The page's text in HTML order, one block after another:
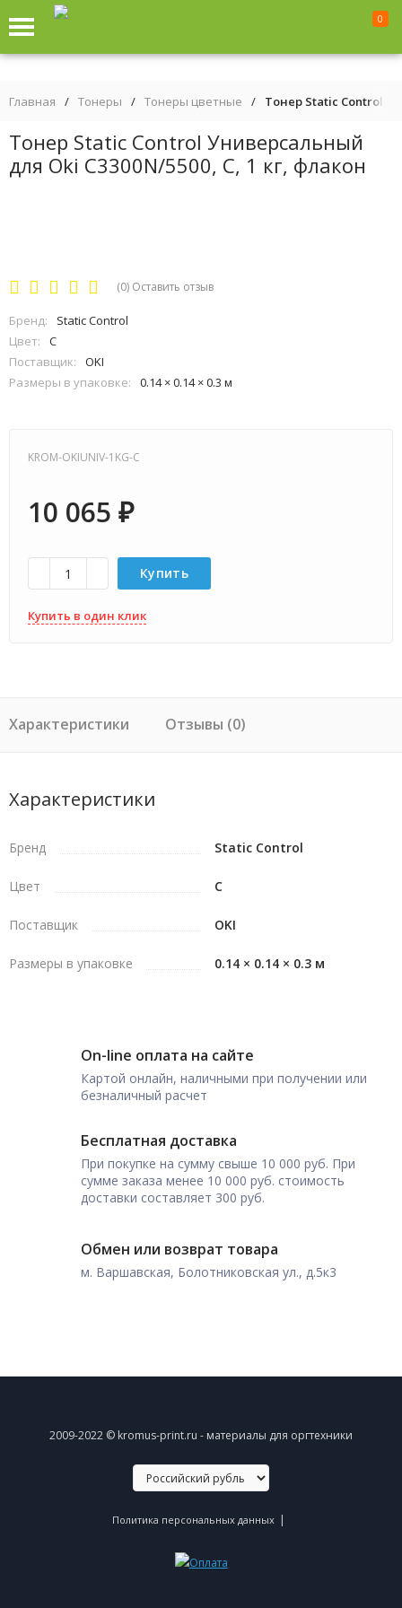
0
Главная / Тонеры / Тонеры цветные / Тонер Static Control
Тонер Static Control Универсальный
для Oki C3300N/5500, С, 1 кг, флакон
(0) Оставить отзыв
Бренд:
Static Control
Цвет:
C
Поставщик:
OKI
Размеры в упаковке:
0.14 × 0.14 × 0.3 м
KROM-OKIUNIV-1KG-C
10 065 ₽
Купить
Купить в один клик
Характеристики Отзывы (0)
Характеристики
Бренд Static Control
Цвет C
Поставщик OKI
Размеры в упаковке 0.14 × 0.14 × 0.3 м
On-line оплата на сайте
Картой онлайн, наличными при получении или
безналичный расчет
Бесплатная доставка
При покупке на сумму свыше 10 000 руб. При
сумме заказа менее 10 000 руб. стоимость
доставки составляет 300 руб.
Обмен или возврат товара
м. Варшавская, Болотниковская ул., д.5к3
2009-2022 © kromus-print.ru - материалы для оргтехники
Политика персональных данных |